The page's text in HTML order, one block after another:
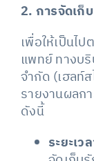
2. การจัดเก็
เพื่อให้เป็นไ
แพทย์ ทางบ
จำกัด (เฮลท์
รายงานผลก
ดังนี้
ระยะเ